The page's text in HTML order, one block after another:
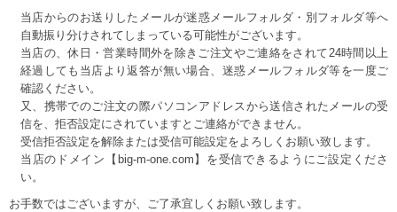
当店からのお送りしたメールが迷惑メールフォルダ・別フォルダ等へ
自動振り分けされてしまっている可能性がございます。
当店の、休日・営業時間外を除きご注文やご連絡をされて24時間以上
経過しても当店より返答が無い場合、迷惑メールフォルダ等を一度ご
確認ください。
又、携帯でのご注文の際パソコンアドレスから送信されたメールの受
信を、拒否設定にされていますとご連絡ができません。
受信拒否設定を解除または受信可能設定をよろしくお願い致します。
当店のドメイン【big-m-one.com】を受信できるようにご設定くださ
い。
お手数ではございますが、ご了承宜しくお願い致します。